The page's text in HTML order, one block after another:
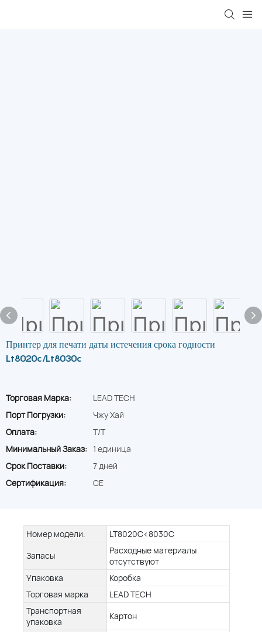
Принтер для печати даты истечения срока годности
Lt8020c/Lt8030c
Торговая Марка:
LEAD TECH
Порт Погрузки:
Чжу Хай
Оплата:
T/T
Минимальный Заказ: 1 единица
Срок Поставки:
7 дней
Сертификация:
CE
Номер модели.
LT8020C<8030C
Запасы
Расходные материалы
отсутствуют
Упаковка
Коробка
Торговая марка
LEAD TECH
Транспортная
упаковка
Картон